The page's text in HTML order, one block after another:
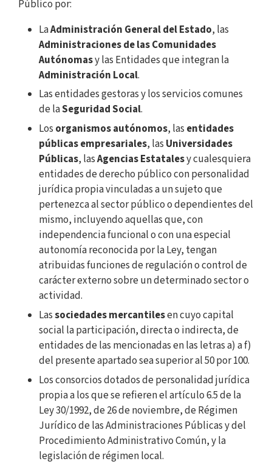
Público por:
LaAdministración General del Estado, las
Administraciones de las Comunidades
Autónomasy las Entidades que integran la
Administración Local.
Las entidades gestoras y los servicios comunes
de laSeguridad Social.
Los organismos autónomos, las entidades
públicas empresariales, las Universidades
Públicas, lasAgencias Estatalesy cualesquiera
entidades de derecho público con personalidad
jurídica propia vinculadas a un sujeto que
pertenezca al sector público o dependientes del
mismo, incluyendo aquellas que, con
independencia funcional o con una especial
autonomía reconocida por la Ley, tengan
atribuidas funciones de regulación o control de
carácter externo sobre un determinado sector o
actividad.
Lassociedades mercantilesen cuyo capital
social la participación, directa o indirecta, de
entidades de las mencionadas en las letras a) a f)
del presente apartado sea superior al 50 por 100.
Los consorcios dotados de personalidad jurídica
propia a los que se refieren el artículo 6.5 de la
Ley 30/1992, de 26 de noviembre, de Régimen
Jurídico de las Administraciones Públicas y del
Procedimiento Administrativo Común, y la
legislación de régimen local.